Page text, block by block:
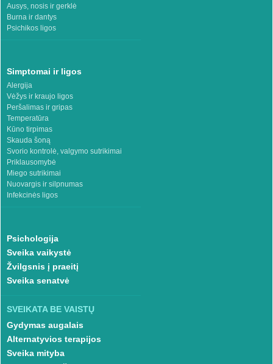
Ausys, nosis ir gerklė
Burna ir dantys
Psichikos ligos
Simptomai ir ligos
Alergija
Vėžys ir kraujo ligos
Peršalimas ir gripas
Temperatūra
Kūno tirpimas
Skauda šoną
Svorio kontrolė, valgymo sutrikimai
Priklausomybė
Miego sutrikimai
Nuovargis ir silpnumas
Infekcinės ligos
Psichologija
Sveika vaikystė
Žvilgsnis į praeitį
Sveika senatvė
SVEIKATA BE VAISTŲ
Gydymas augalais
Alternatyvios terapijos
Sveika mityba